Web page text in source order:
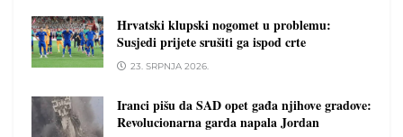
Hrvatski klupski nogomet u problemu:
Susjedi prijete srušiti ga ispod crte
23. SRPNJA 2026.
Iranci pišu da SAD opet gađa njihove gradove:
Revolucionarna garda napala Jordan